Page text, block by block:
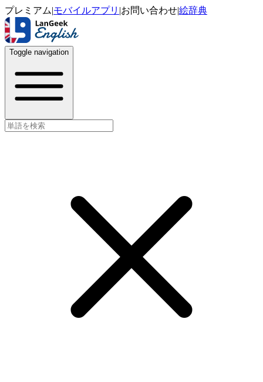
プレミアム|モバイルアプリ |お問い合わせ|絵辞典
Toggle navigation